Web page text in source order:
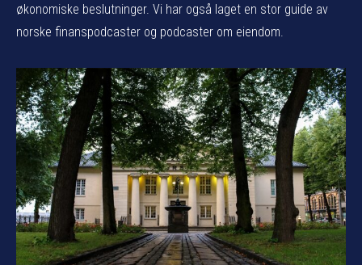
økonomiske beslutninger. Vi har også laget en stor guide av
norske finanspodcaster og podcaster om eiendom.